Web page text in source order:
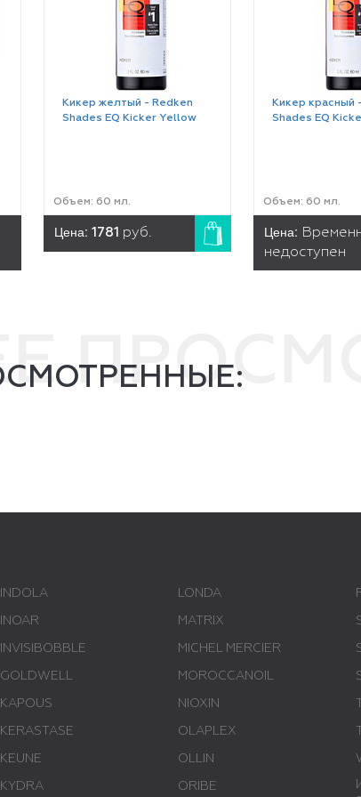
Кикер желтый - Redken
Shades EQ Kicker Yellow
Объем: 60 мл.
Цена: 1781 руб.
Кикер красный
Shades EQ
Объем: 60 мл.
Цена:
недоступен
INDOLA
INOAR
INVISIBOBBLE
GOLDWELL
KAPOUS
KERASTASE
KEUNE
KYDRA
LONDA
MATRIX
MICHEL MERCIER
MOROCCANOIL
NIOXIN
OLAPLEX
OLLIN
ORIBE